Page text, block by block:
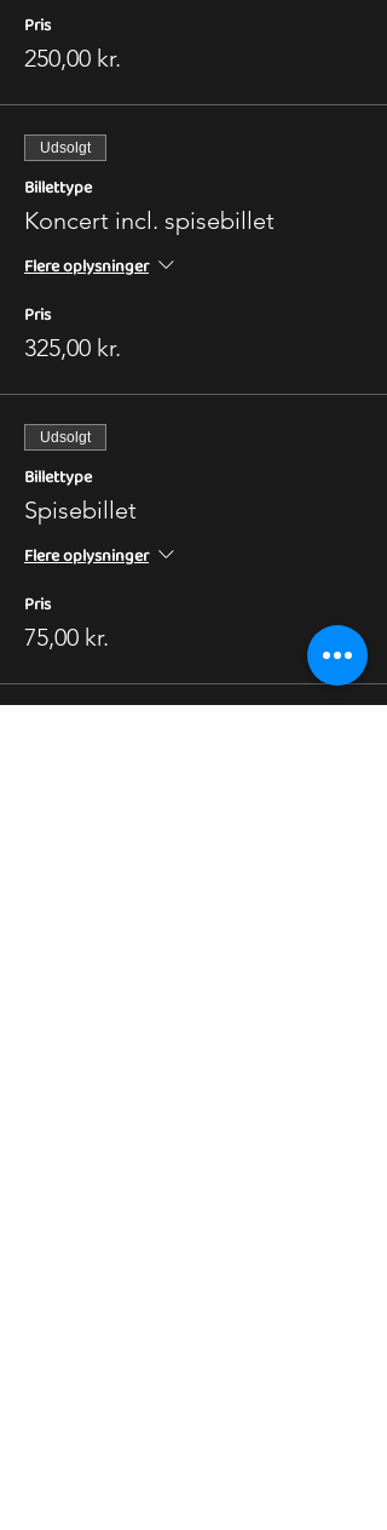
Pris
250,00 kr.
Udsolgt
Billettype
Koncert incl. spisebillet
Flere oplysninger
Pris
325,00 kr.
Udsolgt
Billettype
Spisebillet
Flere oplysninger
Pris
75,00 kr.